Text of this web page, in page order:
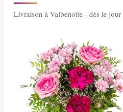
Livraison à Valbenoîte - dès le jour